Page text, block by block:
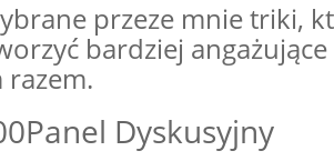
przeze mnie triki,
bardziej
razem.
Dyskusyjny